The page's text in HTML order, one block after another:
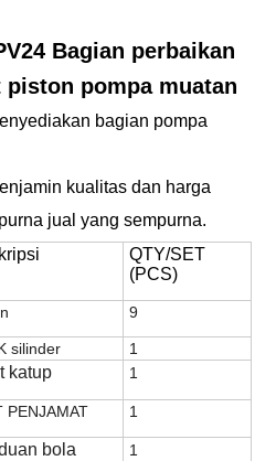
Bagian perbaikan
pompa muatan
bagian pompa
kualitas dan harga
jual yang sempurna.
QTY/SET
(PCS)
9
silinder
1
katup 1
PENJAMAT 1
bola 1